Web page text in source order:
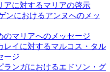
アに対するマリアの啓示
ンにおけるアンヌへのメッ
のマリアへのメッセージ
レイに対するマルコス・タル
ージ
ランガにおけるエドソン・グ